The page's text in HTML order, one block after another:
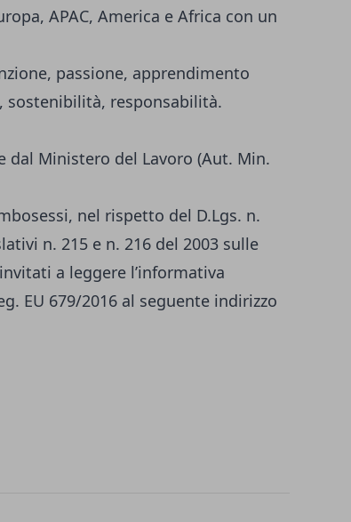
APAC, America e Africa con un
passione, apprendimento
sostenibilità, responsabilità.
dal Ministero del Lavoro (Aut. Min.
nel rispetto del D.Lgs. n.
n. 215 e n. 216 del 2003 sulle
a leggere l’informativa
EU 679/2016 al seguente indirizzo